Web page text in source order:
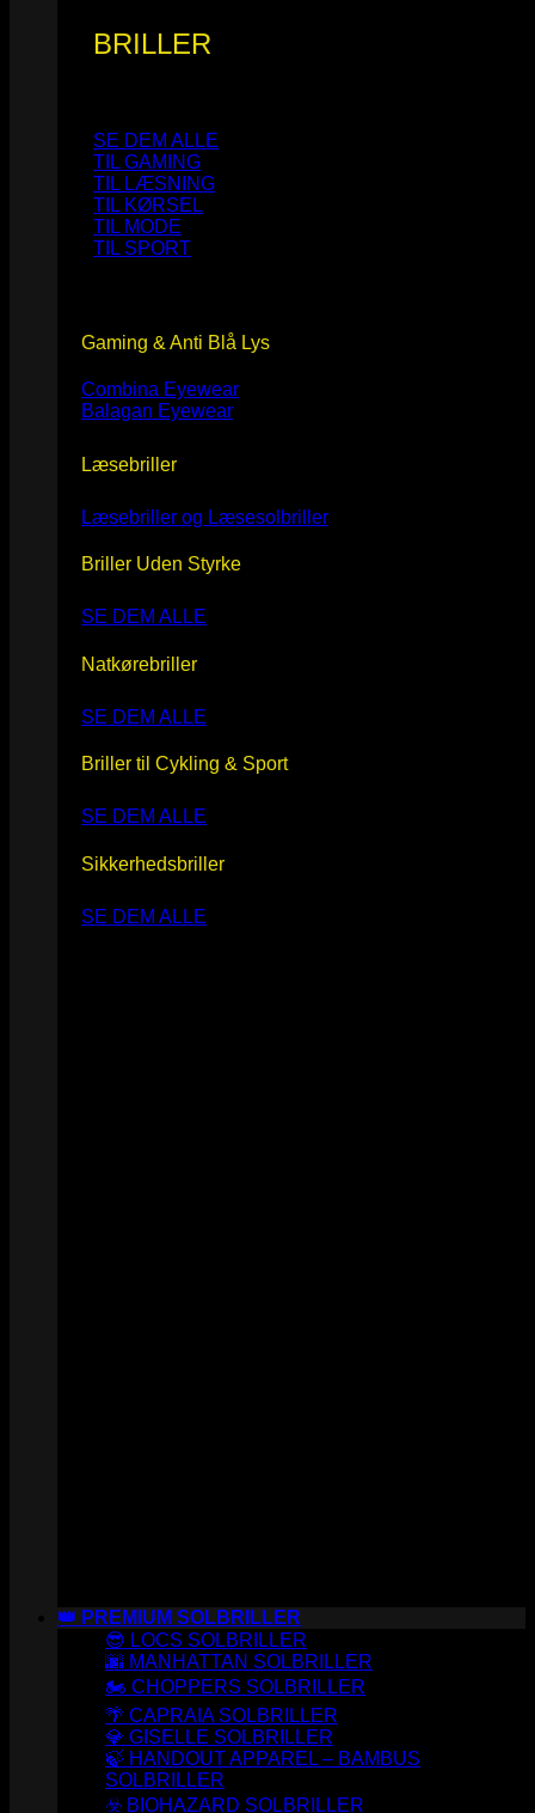
BRILLER
SE DEM ALLE
TIL GAMING
TIL LÆSNING
TIL KØRSEL
TIL MODE
TIL SPORT
Gaming & Anti Blå Lys
Combina Eyewear
Balagan Eyewear
Læsebriller
Læsebriller og Læsesolbriller
Briller Uden Styrke
SE DEM ALLE
Natkørebriller
SE DEM ALLE
Briller til Cykling & Sport
SE DEM ALLE
Sikkerhedsbriller
SE DEM ALLE
👑 PREMIUM SOLBRILLER
😎 LOCS SOLBRILLER
🌆 MANHATTAN SOLBRILLER
🏍️ CHOPPERS SOLBRILLER
🌴 CAPRAIA SOLBRILLER
💎 GISELLE SOLBRILLER
🍃 HANDOUT APPAREL – BAMBUS
SOLBRILLER
☣️ BIOHAZARD SOLBRILLER